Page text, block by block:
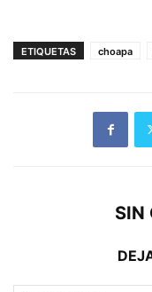
ETIQUETAS choapa
SIN